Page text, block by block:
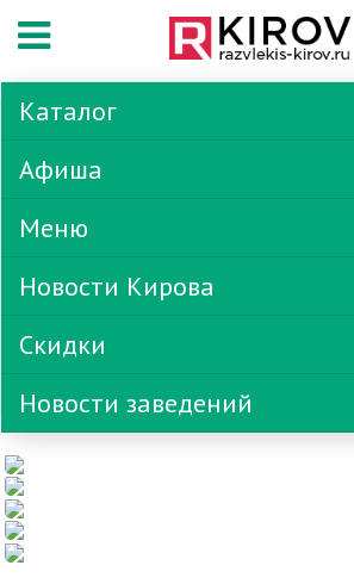
Каталог
Афиша
Меню
Новости Кирова
Скидки
Новости заведений